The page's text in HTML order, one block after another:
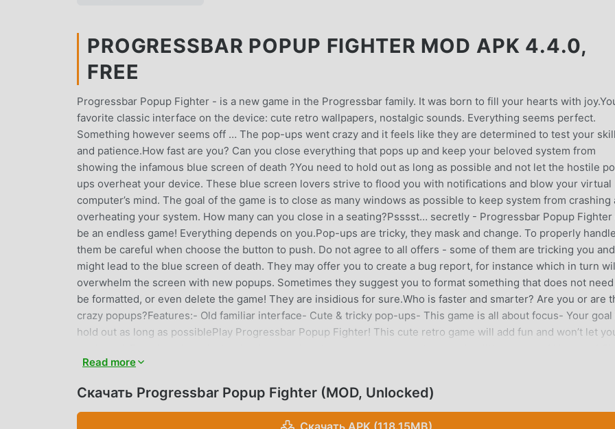
PROGRESSBAR POPUP FIGHTER MOD APK 4.4.0,
FREE
Progressbar Popup Fighter - is a new game in the Progressbar family. It was born to fill your hearts with
favorite classic interface on the device: cute retro wallpapers, nostalgic sounds. Everything seems perfect.
Something however seems off … The pop-ups went crazy and it feels like they are determined to test your skill
and patience.How fast are you? Can you close everything that pops up and keep your beloved system from
showing the infamous blue screen of death ?You need to hold out as long as possible and not let the hostile
ups overheat your device. These blue screen lovers strive to flood you with notifications and blow your virtual
computer’s mind. The goal of the game is to close as many windows as possible to keep system from crashing
overheating your system. How many can you close in a seating?Psssst… secretly - Progressbar Popup Fighter
be an endless game! Everything depends on you.Pop-ups are tricky, they mask and change. To properly handle
them be careful when choose the button to push. Do not agree to all offers - some of them are tricking you and
might lead to the blue screen of death. They may offer you to create a bug report, for instance which in turn
overwhelm the screen with new popups. Sometimes they suggest you to format something that does not
be formatted, or even delete the game! They are insidious for sure.Who is faster and smarter? Are you or are
crazy popups?Features:- Old familiar interface- Cute & tricky pop-ups- This game is all about focus- Your goal
hold out as long as possiblePlay Progressbar Popup Fighter! This cute retro game will add fun and won’t let
them all!
PROGRESSBAR POPUP FIGHTER ВВЕДЕНИЕ
Progressbar Popup Fighter В последнее время очень популярная игра simulation завоевала множество
Read more
Скачать Progressbar Popup Fighter (MOD, Unlocked)
Скачать APK (118.15MB)